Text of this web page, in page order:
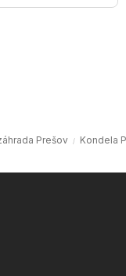
Prešov Kondela